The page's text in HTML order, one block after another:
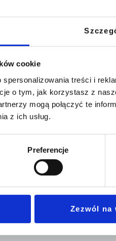
cookie
treści i
o tym, jak korzystasz z
mogą połączyć te
z ich usług.
Preferencje
Zezwól na
umiejętności
istnieje jednak sposób,